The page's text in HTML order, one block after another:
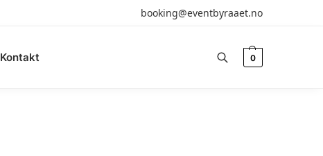
booking@eventbyraaet.no
Kontakt 0